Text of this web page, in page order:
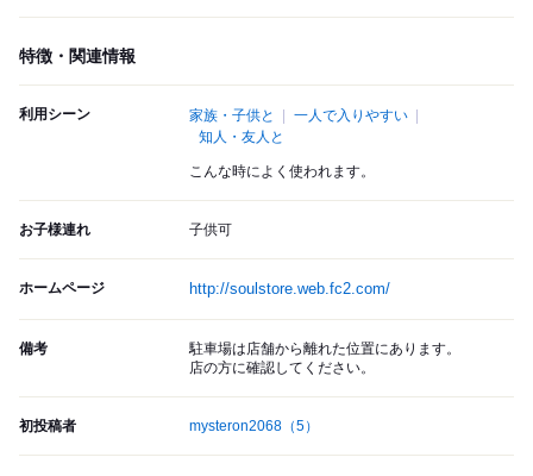
特徴・関連情報
利用シーン 家族・子供と
一人で入りやすい
知人・友人と
こんな時によく使われます。
お子様連れ 子供可
ホームページ http://soulstore.web.fc2.com/
備考
駐車場は店舗から離れた位置にあります。
店の方に確認してください。
初投稿者 mysteron2068 （5）